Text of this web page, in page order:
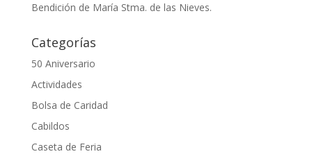
Bendición de María Stma. de las Nieves.
Categorías
50 Aniversario
Actividades
Bolsa de Caridad
Cabildos
Caseta de Feria